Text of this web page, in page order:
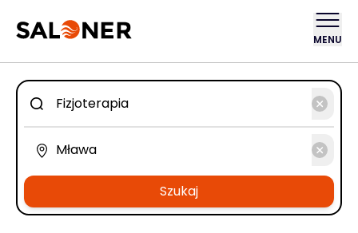
MENU
Szukaj